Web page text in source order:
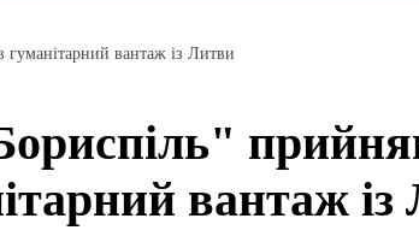
вантаж із Литви
вантаж